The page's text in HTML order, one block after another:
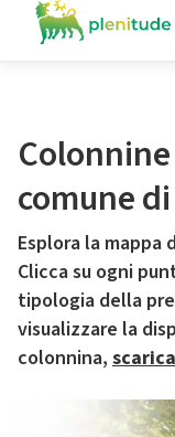
comune
Esplora la
Clicca su ogni
tipologia della
visualizzare la
colonnina,